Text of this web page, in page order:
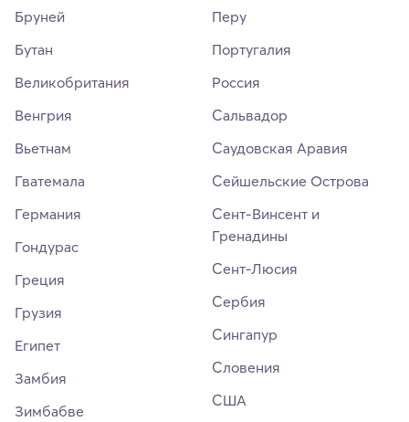
Бруней
Бутан
Великобритания
Венгрия
Вьетнам
Гватемала
Германия
Гондурас
Греция
Грузия
Египет
Замбия
Зимбабве
Перу
Португалия
Россия
Сальвадор
Саудовская Аравия
Сейшельские Острова
Сент-Винсент и
Гренадины
Сент-Люсия
Сербия
Сингапур
Словения
США